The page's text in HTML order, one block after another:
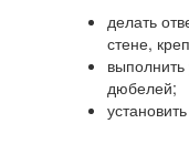
делать
стене,
выполнить
дюбелей;